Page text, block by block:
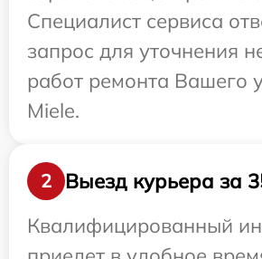
Специалист сервиса
запрос для уточнения
работ ремонта Вашего
Miele.
2
Выезд курьера за
Квалифицированный